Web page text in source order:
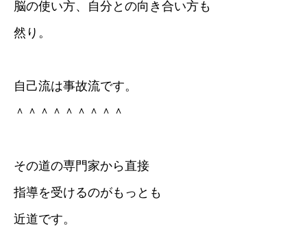
脳の使い方、自分との向き合い方も
然り。
自己流は事故流です。
＾＾＾＾＾＾＾＾＾
その道の専門家から直接
指導を受けるのがもっとも
近道です。